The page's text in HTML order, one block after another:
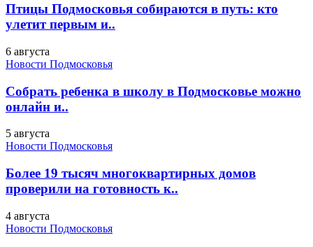
Птицы Подмосковья собираются в путь: кто
улетит первым и..
6 августа
Новости Подмосковья
Собрать ребенка в школу в Подмосковье можно
онлайн и..
5 августа
Новости Подмосковья
Более 19 тысяч многоквартирных домов
проверили на готовность к..
4 августа
Новости Подмосковья